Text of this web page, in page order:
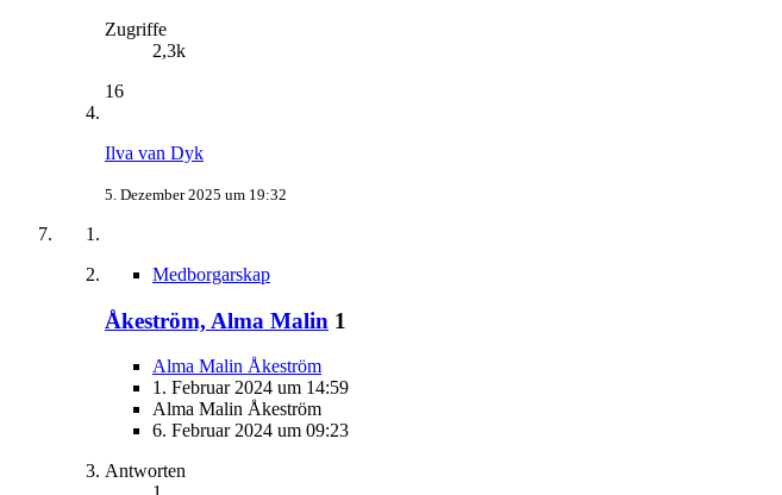
Zugriffe
2,3k
16
Ilva van Dyk
5. Dezember 2025 um 19:32
Medborgarskap
Åkeström, Alma Malin 1
Alma Malin Åkeström
1. Februar 2024 um 14:59
Alma Malin Åkeström
6. Februar 2024 um 09:23
Antworten